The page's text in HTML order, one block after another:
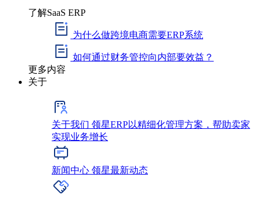
了解SaaS ERP
为什么做跨境电商需要ERP系统
如何通过财务管控向内部要效益？
更多内容
关于
关于我们 领星ERP以精细化管理方案，帮助卖家
实现业务增长
新闻中心 领星最新动态